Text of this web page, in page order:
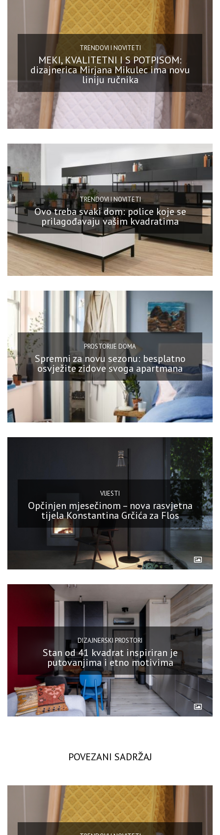
TRENDOVI I NOVITETI
MEKI, KVALITETNI I S POTPISOM:
dizajnerica Mirjana Mikulec ima novu
liniju ručnika
TRENDOVI I NOVITETI
Ovo treba svaki dom: police koje se
prilagođavaju vašim kvadratima
PROSTORIJE DOMA
Spremni za novu sezonu: besplatno
osvježite zidove svoga apartmana
VIJESTI
Opčinjen mjesečinom – nova rasvjetna
tijela Konstantina Grčića za Flos
DIZAJNERSKI PROSTORI
Stan od 41 kvadrat inspiriran je
putovanjima i etno motivima
POVEZANI SADRŽAJ